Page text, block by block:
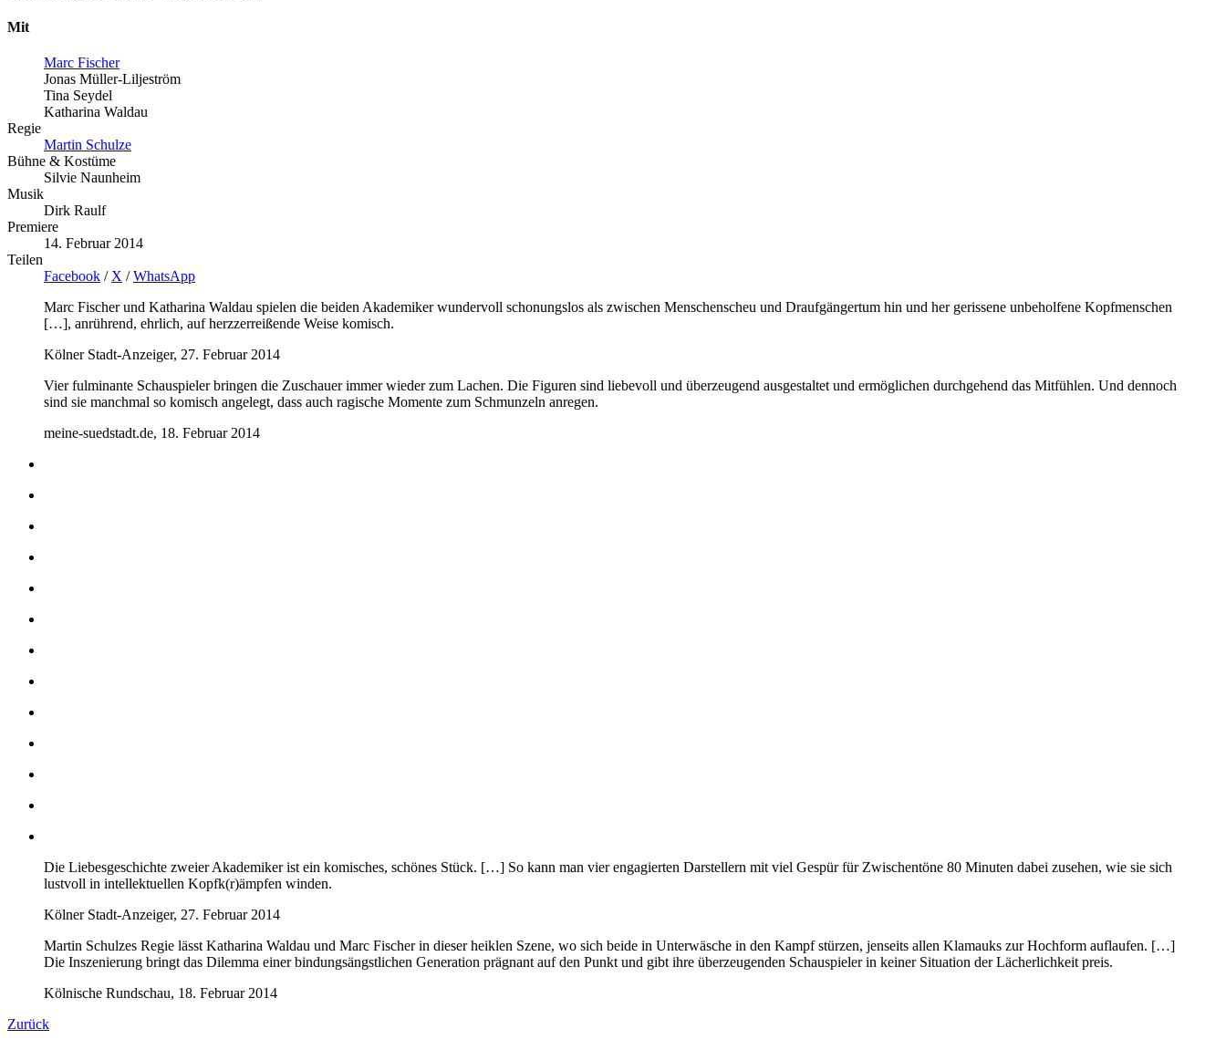
Mit
Marc Fischer
Jonas Müller-Liljeström
Tina Seydel
Katharina Waldau
Regie
Martin Schulze
Bühne & Kostüme
Silvie Naunheim
Musik
Dirk Raulf
Premiere
14. Februar 2014
Teilen
Facebook / X /WhatsApp
Marc Fischer und Katharina Waldau spielen die beiden Akademiker wundervoll schonungslos als zwischen Menschenscheu und Draufgängertum hin und her gerissene unbeholfene Kopfmenschen
[…], anrührend, ehrlich, auf herzzerreißende Weise komisch.
Kölner Stadt-Anzeiger, 27. Februar 2014
Vier fulminante Schauspieler bringen die Zuschauer immer wieder zum Lachen. Die Figuren sind liebevoll und überzeugend ausgestaltet und ermöglichen durchgehend das Mitfühlen. Und dennoch
sind sie manchmal so komisch angelegt, dass auch ragische Momente zum Schmunzeln anregen.
meine-suedstadt.de, 18. Februar 2014
Die Liebesgeschichte zweier Akademiker ist ein komisches, schönes Stück. […] So kann man vier engagierten Darstellern mit viel Gespür für Zwischentöne 80 Minuten dabei zusehen, wie sie sich
lustvoll in intellektuellen Kopfk(r)ämpfen winden.
Kölner Stadt-Anzeiger, 27. Februar 2014
Martin Schulzes Regie lässt Katharina Waldau und Marc Fischer in dieser heiklen Szene, wo sich beide in Unterwäsche in den Kampf stürzen, jenseits allen Klamauks zur Hochform auflaufen. […]
Die Inszenierung bringt das Dilemma einer bindungsängstlichen Generation prägnant auf den Punkt und gibt ihre überzeugenden Schauspieler in keiner Situation der Lächerlichkeit preis.
Kölnische Rundschau, 18. Februar 2014
Zurück